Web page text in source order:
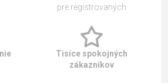
pre registrovaných
Tisíce spokojných
zákazníkov